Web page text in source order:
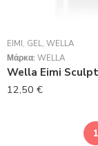
EIMI, GEL, WELLA
Μάρκα: WELLA
Wella Eimi Sculpt
12,50 €
1